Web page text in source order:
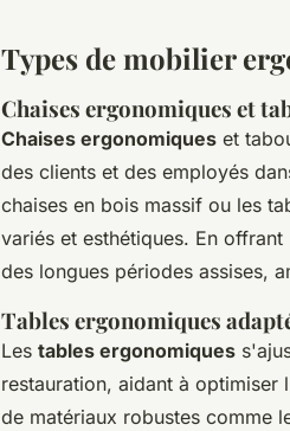
Types de mobilier
Chaises ergonomiques et
Chaises ergonomiques et
des clients et des employés
chaises en bois massif ou les
variés et esthétiques. En
des longues périodes assises,
Tables ergonomiques
Les tables ergonomiques
restauration, aidant à
de matériaux robustes comme